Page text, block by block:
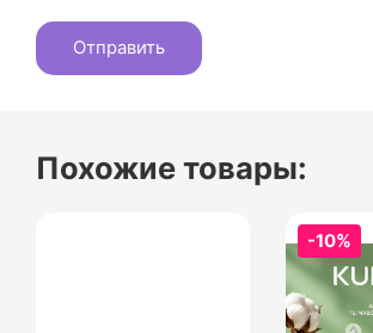
Похожие товары:
-10%